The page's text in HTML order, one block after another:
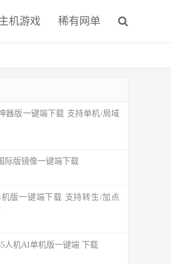
机游戏 稀有网单
器版一键端下载 支持单机/局域
际版镜像一键端下载
机版一键端下载 支持转生/加点
人机AI单机版一键端 下载